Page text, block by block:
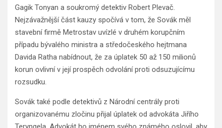
Gagik Tonyan a soukromý detektiv Robert Plevač.
Nejzávažnější část kauzy spočívá v tom, že Sovák měl
stavební firmě Metrostav uvízlé v druhém korupčním
případu bývalého ministra a středočeského hejtmana
Davida Ratha nabídnout, že za úplatek 50 až 150 milionů
korun ovlivní v její prospěch odvolání proti odsuzujícímu
rozsudku.
Sovák také podle detektivů z Národní centrály proti
organizovanému zločinu přijal úplatek od advokáta Jiřího